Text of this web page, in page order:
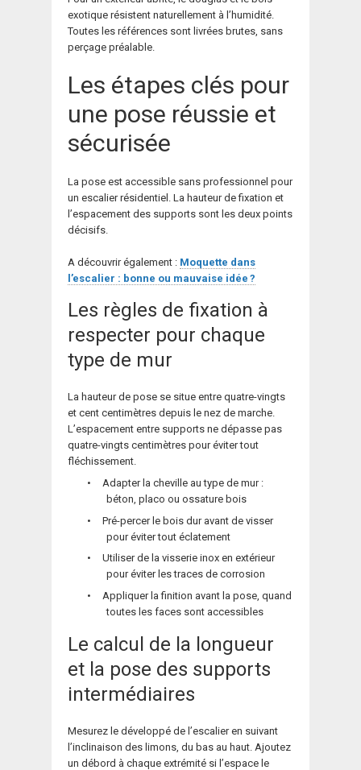
exotique résistent naturellement à l’humidité.
Toutes les références sont livrées brutes, sans
perçage préalable.
Les étapes clés pour
une pose réussie et
sécurisée
La pose est accessible sans professionnel pour
un escalier résidentiel. La hauteur de fixation et
l’espacement des supports sont les deux points
décisifs.
A découvrir également : Moquette dans
l’escalier : bonne ou mauvaise idée ?
Les règles de fixation à
respecter pour chaque
type de mur
La hauteur de pose se situe entre quatre-vingts
et cent centimètres depuis le nez de marche.
L’espacement entre supports ne dépasse pas
quatre-vingts centimètres pour éviter tout
fléchissement.
•
Adapter la cheville au type de mur :
béton, placo ou ossature bois
•
Pré-percer le bois dur avant de visser
pour éviter tout éclatement
•
Utiliser de la visserie inox en extérieur
pour éviter les traces de corrosion
•
Appliquer la finition avant la pose, quand
toutes les faces sont accessibles
Le calcul de la longueur
et la pose des supports
intermédiaires
Mesurez le développé de l’escalier en suivant
l’inclinaison des limons, du bas au haut. Ajoutez
un débord à chaque extrémité si l’espace le